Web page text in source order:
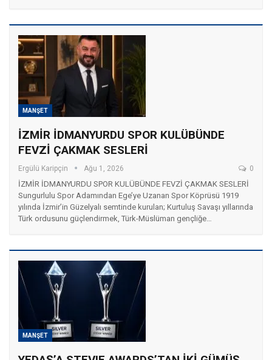
MANŞET
İZMİR İDMANYURDU SPOR KULÜBÜNDE
FEVZİ ÇAKMAK SESLERİ
Ergülü Karipçin Ağu 1, 2026 0
İZMİR İDMANYURDU SPOR KULÜBÜNDE FEVZİ ÇAKMAK SESLERİ ​
Sungurlulu Spor Adamından Ege’ye Uzanan Spor Köprüsü 1919
yılında İzmir’in Güzelyalı semtinde kurulan; Kurtuluş Savaşı yıllarında
Türk ordusunu güçlendirmek, Türk-Müslüman gençliğe…
MANŞET